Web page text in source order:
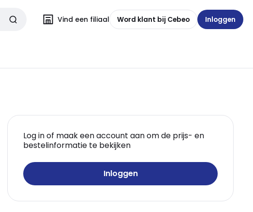
Vind een filiaal Word klant bij Cebeo Inloggen
Log in of maak een account aan om de prijs- en
bestelinformatie te bekijken
Inloggen